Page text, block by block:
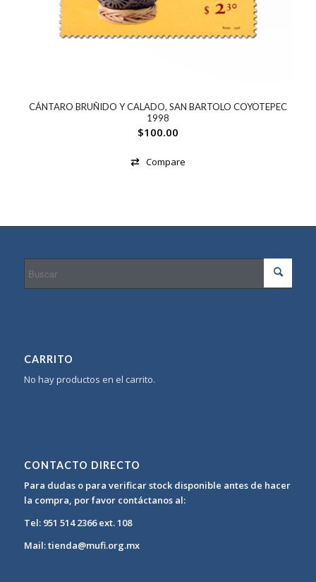
CÁNTARO BRUÑIDO Y CALADO, SAN BARTOLO COYOTEPEC
1998
$100.00
Compare
CARRITO
No hay productos en el carrito.
CONTACTO DIRECTO
Para dudas o para verificar stock disponible antes de hacer
la compra, por favor contáctanos al:
Tel: 951 514 2366 ext. 108
Mail: tienda@mufi.org.mx